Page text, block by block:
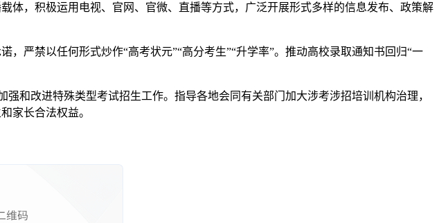
体，积极运用电视、官网、官微、直播等方式，广泛开展形式多样的信息发布、政策解
严禁以任何形式炒作“高考状元”“高分考生”“升学率”。推动高校录取通知书回归“一
和改进特殊类型考试招生工作。指导各地会同有关部门加大涉考涉招培训机构治理，
家长合法权益。